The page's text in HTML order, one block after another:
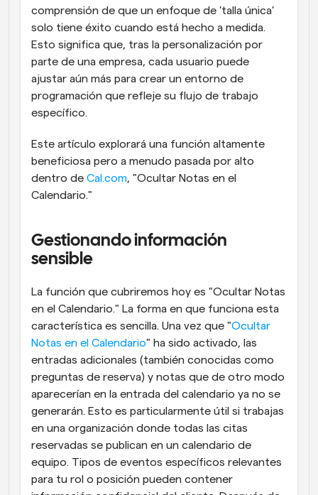
comprensión de que un enfoque de 'talla única'
solo tiene éxito cuando está hecho a medida.
Esto significa que, tras la personalización por
parte de una empresa, cada usuario puede
ajustar aún más para crear un entorno de
programación que refleje su flujo de trabajo
específico.
Este artículo explorará una función altamente
beneficiosa pero a menudo pasada por alto
dentro de Cal.com, "Ocultar Notas en el
Calendario."
Gestionando información
sensible
La función que cubriremos hoy es "Ocultar Notas
en el Calendario." La forma en que funciona esta
característica es sencilla. Una vez que "Ocultar
Notas en el Calendario" ha sido activado, las
entradas adicionales (también conocidas como
preguntas de reserva) y notas que de otro modo
aparecerían en la entrada del calendario ya no se
generarán. Esto es particularmente útil si trabajas
en una organización donde todas las citas
reservadas se publican en un calendario de
equipo. Tipos de eventos específicos relevantes
para tu rol o posición pueden contener